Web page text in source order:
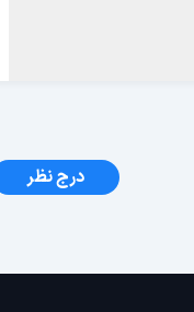
درج نظر